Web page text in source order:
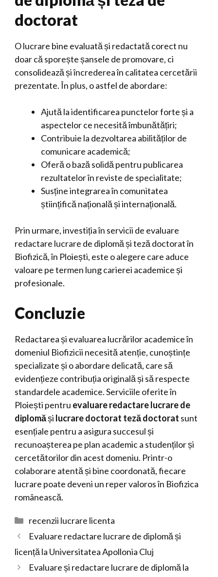
doctorat
O lucrare bine evaluată și redactată corect nu
doar că sporește șansele de promovare, ci
consolidează și încrederea în calitatea cercetării
prezentate. În plus, o astfel de abordare:
Ajută la identificarea punctelor forte și a
aspectelor ce necesită îmbunătățiri;
Contribuie la dezvoltarea abilităților de
comunicare academică;
Oferă o bază solidă pentru publicarea
rezultatelor în reviste de specialitate;
Susține integrarea în comunitatea
științifică națională și internațională.
Prin urmare, investiția în servicii de evaluare
redactare lucrare de diplomă și teză doctorat în
Biofizică, în Ploiești, este o alegere care aduce
valoare pe termen lung carierei academice și
profesionale.
Concluzie
Redactarea și evaluarea lucrărilor academice în
domeniul Biofizicii necesită atenție, cunoștințe
specializate și o abordare delicată, care să
evidențieze contribuția originală și să respecte
standardele academice. Serviciile oferite în
Ploiești pentru evaluare redactare lucrare de
diplomăși lucrare doctorat teză doctorat sunt
esențiale pentru a asigura succesul și
recunoașterea pe plan academic a studenților și
cercetătorilor din acest domeniu. Printr-o
colaborare atentă și bine coordonată, fiecare
lucrare poate deveni un reper valoros în Biofizica
românească.
Categorii
recenzii lucrare licenta
Evaluare redactare lucrare de diplomă și
licență la Universitatea Apollonia Cluj
Evaluare și redactare lucrare de diplomă la